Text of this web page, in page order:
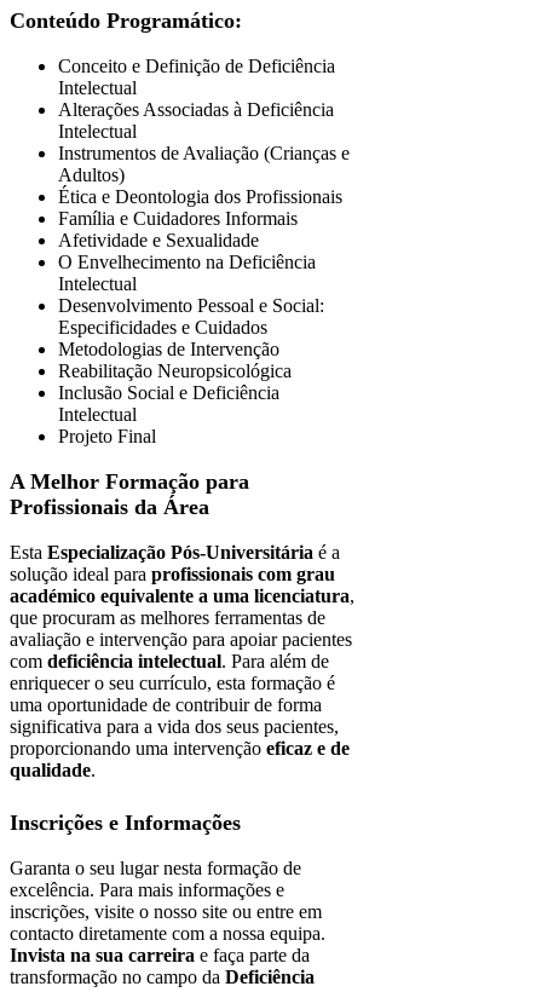
Conteúdo Programático:
Conceito e Definição de Deficiência
Intelectual
Alterações Associadas à Deficiência
Intelectual
Instrumentos de Avaliação (Crianças e
Adultos)
Ética e Deontologia dos Profissionais
Família e Cuidadores Informais
Afetividade e Sexualidade
O Envelhecimento na Deficiência
Intelectual
Desenvolvimento Pessoal e Social:
Especificidades e Cuidados
Metodologias de Intervenção
Reabilitação Neuropsicológica
Inclusão Social e Deficiência
Intelectual
Projeto Final
A Melhor Formação para
Profissionais da Área
Esta Especialização Pós-Universitária é a
solução ideal para profissionais com grau
académico equivalente a uma licenciatura,
que procuram as melhores ferramentas de
avaliação e intervenção para apoiar pacientes
com deficiência intelectual. Para além de
enriquecer o seu currículo, esta formação é
uma oportunidade de contribuir de forma
significativa para a vida dos seus pacientes,
proporcionando uma intervenção eficaz e de
qualidade.
Inscrições e Informações
Garanta o seu lugar nesta formação de
excelência. Para mais informações e
inscrições, visite o nosso site ou entre em
contacto diretamente com a nossa equipa.
Invista na sua carreira e faça parte da
transformação no campo da Deficiência